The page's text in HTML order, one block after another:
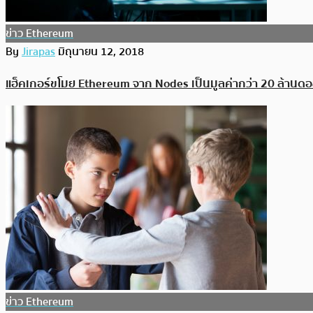
ข่าว Ethereum
ByJirapasมิถุนายน 12, 2018
แฮ็คเกอร์ขโมย Ethereum จาก Nodes เป็นมูลค่ากว่า 20 ล้านด
ข่าว Ethereum